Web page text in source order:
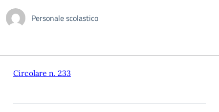
Personale scolastico
Circolare n. 233